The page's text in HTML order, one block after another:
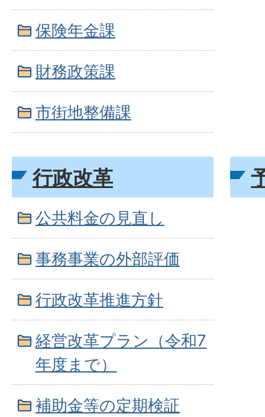
保険年金課
財務政策課
市街地整備課
行政改革
公共料金の見直し
事務事業の外部評価
行政改革推進方針
経営改革プラン（令和7
年度まで）
補助金等の定期検証